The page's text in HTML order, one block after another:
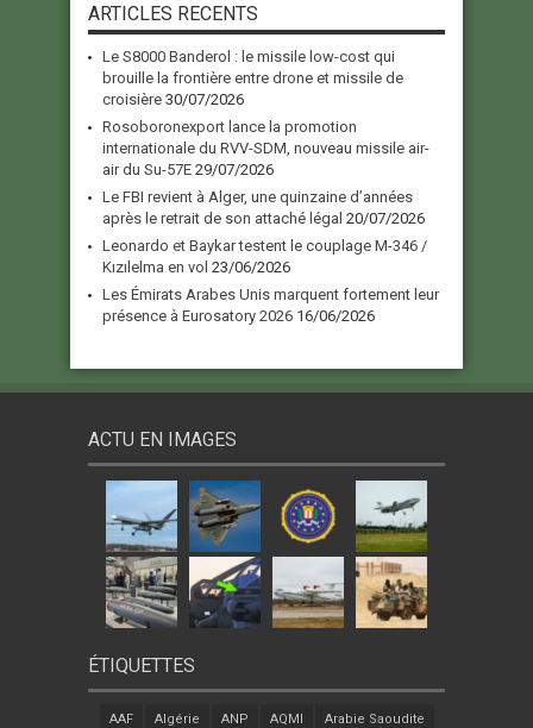
ARTICLES RECENTS
Le S8000 Banderol : le missile low-cost qui
brouille la frontière entre drone et missile de
croisière 30/07/2026
Rosoboronexport lance la promotion
internationale du RVV-SDM, nouveau missile air-
air du Su-57E 29/07/2026
Le FBI revient à Alger, une quinzaine d’années
après le retrait de son attaché légal 20/07/2026
Leonardo et Baykar testent le couplage M-346 /
Kızılelma en vol 23/06/2026
Les Émirats Arabes Unis marquent fortement leur
présence à Eurosatory 2026 16/06/2026
ACTU EN IMAGES
ÉTIQUETTES
AAF Algérie ANP AQMI Arabie Saoudite